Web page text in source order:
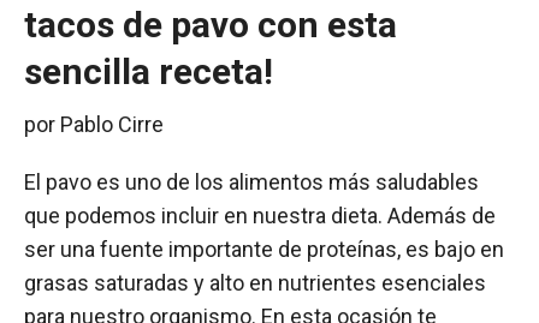
tacos de pavo con esta
sencilla receta!
por Pablo Cirre
El pavo es uno de los alimentos más saludables
que podemos incluir en nuestra dieta. Además de
ser una fuente importante de proteínas, es bajo en
grasas saturadas y alto en nutrientes esenciales
para nuestro organismo. En esta ocasión te